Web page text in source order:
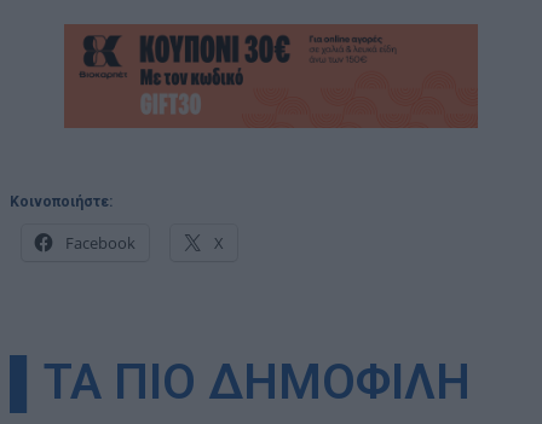
Κοινοποιήστε:
Facebook X
▌ΤΑ ΠΙΟ ΔΗΜΟΦΙΛΗ